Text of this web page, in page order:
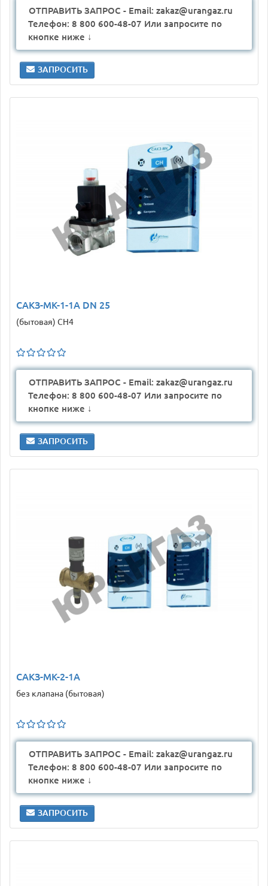
ОТПРАВИТЬ ЗАПРОС - Email: zakaz@urangaz.ru
Телефон: 8 800 600-48-07 Или запросите по
кнопке ниже ↓
ЗАПРОСИТЬ
САКЗ-МК-1-1А DN 25
(бытовая) CH4
ОТПРАВИТЬ ЗАПРОС - Email: zakaz@urangaz.ru
Телефон: 8 800 600-48-07 Или запросите по
кнопке ниже ↓
ЗАПРОСИТЬ
САКЗ-МК-2-1А
без клапана (бытовая)
ОТПРАВИТЬ ЗАПРОС - Email: zakaz@urangaz.ru
Телефон: 8 800 600-48-07 Или запросите по
кнопке ниже ↓
ЗАПРОСИТЬ